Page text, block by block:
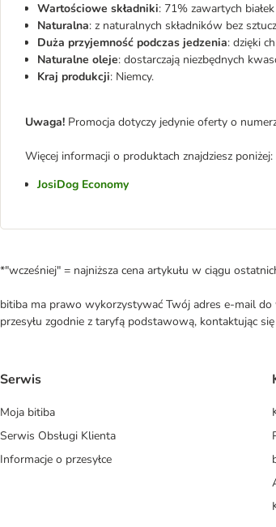
Wartościowe składniki: 71% zawartych
Naturalna: z naturalnych składników bez
Duża przyjemność podczas jedzenia: dzięki
Naturalne oleje: dostarczają niezbędnych
Kraj produkcji: Niemcy.
Uwaga! Promocja dotyczy jedynie oferty o
Więcej informacji o produktach znajdziesz poniżej:
JosiDog Economy
*"wcześniej" = najniższa cena artykułu w ciągu
bitiba ma prawo wykorzystywać Twój adres e-mail do
przesyłu zgodnie z taryfą podstawową, kontaktując
Serwis
Moja bitiba
Serwis Obsługi Klienta
Informacje o przesyłce